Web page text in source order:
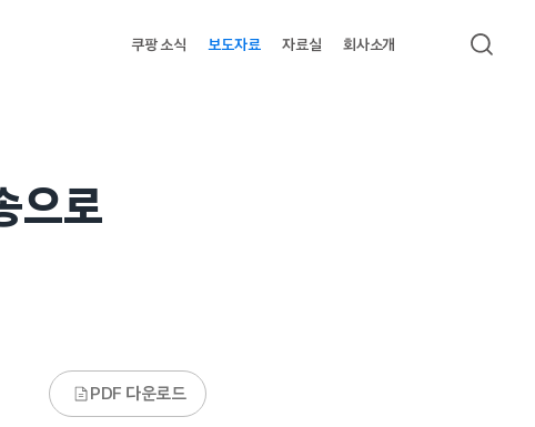
쿠팡 소식 보도자료 자료실 회사소개 검색
으로
PDF 다운로드